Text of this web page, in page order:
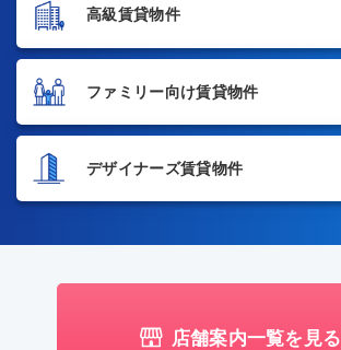
高級賃貸物件
ファミリー向け賃貸物件
デザイナーズ賃貸物件
店舗案内一覧を見る